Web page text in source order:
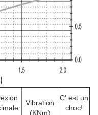
Vibration
(KNm)
C' est un
choc!